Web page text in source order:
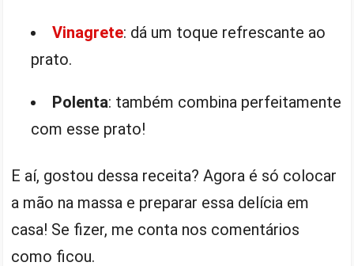
Vinagrete: dá um toque refrescante ao
prato.
Polenta: também combina perfeitamente
com esse prato!
E aí, gostou dessa receita? Agora é só colocar
a mão na massa e preparar essa delícia em
casa! Se fizer, me conta nos comentários
como ficou.